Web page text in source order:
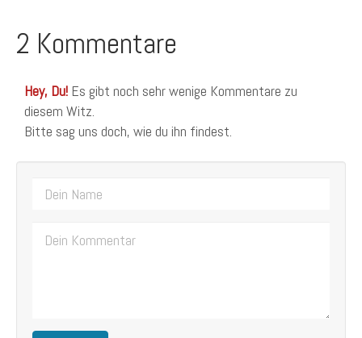
2 Kommentare
Hey, Du! Es gibt noch sehr wenige Kommentare zu
diesem Witz.
Bitte sag uns doch, wie du ihn findest.